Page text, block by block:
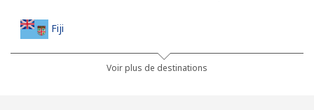
Fiji
⁦37.9¢⁩ 13 min pour ⁦$5⁩
Voir plus de destinations